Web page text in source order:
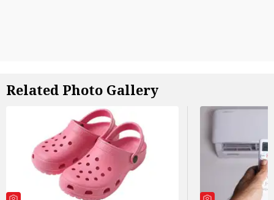
Related Photo Gallery